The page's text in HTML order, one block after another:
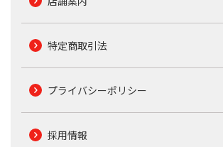
特定商取引法
プライバシーポリシー
採用情報